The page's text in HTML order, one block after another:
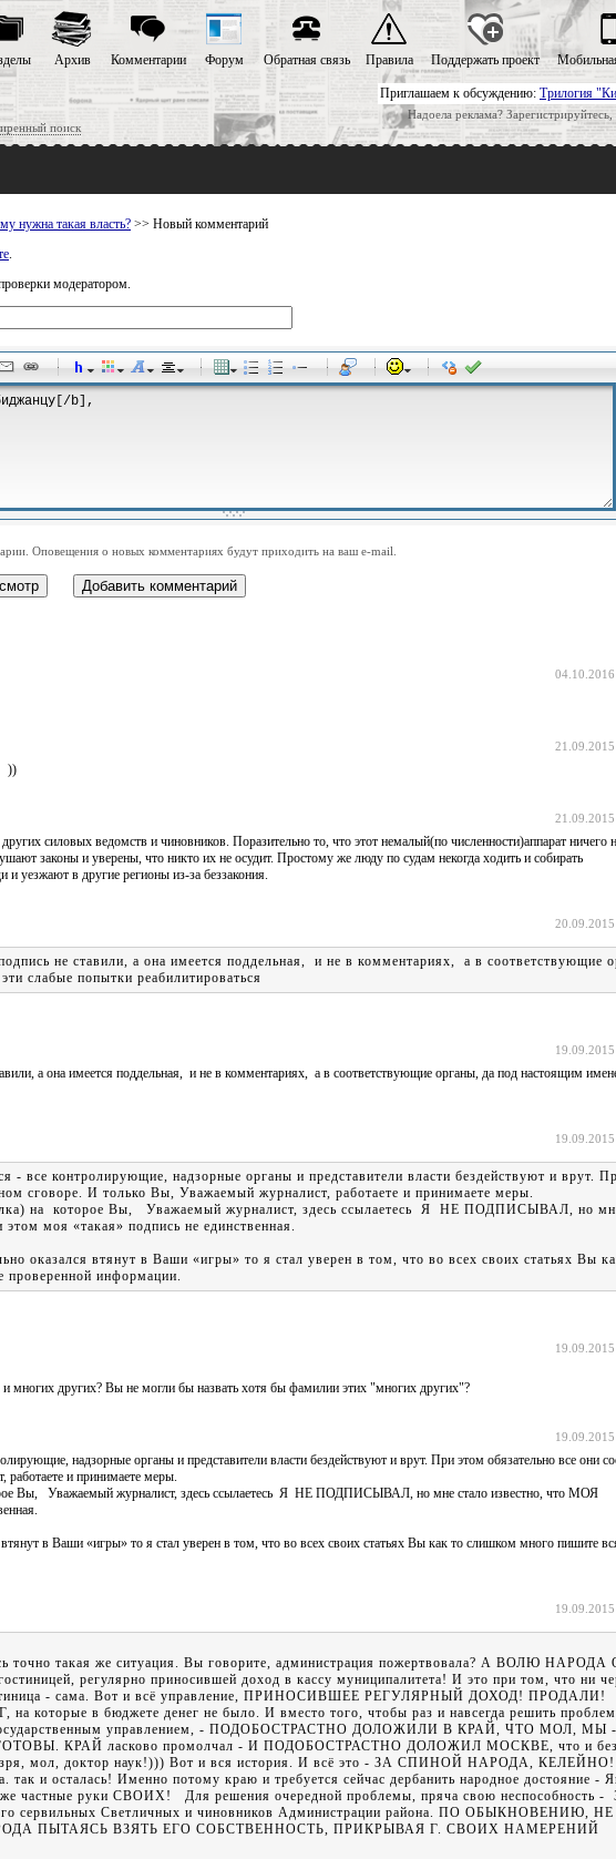
Приглашаем к обсуждению: Трилогия
Надоела реклама? Зарегистрируйтесь,
поиск
Архив Комментарии Форум Обратная связь Правила Поддержать проект
нужна такая власть? >> Новый комментарий
.
модератором.
-
-
-
-
-
-
-
-
-
-
-
-
-
-
-
-
-
-
-
-
-
-
Оповещения о новых комментариях будут приходить на ваш e-mail.
))
силовых ведомств и чиновников. Поразительно то, что этот немалый(по численности)аппарат ничего
законы и уверены, что никто их не осудит. Простому же люду по судам некогда ходить и собирать
уезжают в другие регионы из-за беззакония.
не ставили, а она имеется поддельная, и не в комментариях, а в соответствующие
слабые попытки реабилитироваться
а она имеется поддельная, и не в комментариях, а в соответствующие органы, да под настоящим
- все контролирующие, надзорные органы и представители власти бездействуют и врут.
сговоре. И только Вы, Уважаемый журналист, работаете и принимаете меры.
на которое Вы, Уважаемый журналист, здесь ссылаетесь Я НЕ ПОДПИСЫВАЛ, но
моя «такая» подпись не единственная.
оказался втянут в Ваши «игры» то я стал уверен в том, что во всех своих статьях Вы
информации.
многих других? Вы не могли бы назвать хотя бы фамилии этих "многих других"?
надзорные органы и представители власти бездействуют и врут. При этом обязательно все они
и принимаете меры.
Вы, Уважаемый журналист, здесь ссылаетесь Я НЕ ПОДПИСЫВАЛ, но мне стало известно, что МОЯ
в Ваши «игры» то я стал уверен в том, что во всех своих статьях Вы как то слишком много пишите
точно такая же ситуация. Вы говорите, администрация пожертвовала? А ВОЛЮ
регулярно приносившей доход в кассу муниципалитета! И это при том, что ни
- сама. Вот и всё управление, ПРИНОСИВШЕЕ РЕГУЛЯРНЫЙ ДОХОД! ПРОДАЛИ!
в бюджете денег не было. И вместо того, чтобы раз и навсегда решить
с государственным управлением, - ПОДОБОСТРАСТНО ДОЛОЖИЛИ В КРАЙ, ЧТО МОЛ, МЫ -
КРАЙ ласково промолчал - И ПОДОБОСТРАСТНО ДОЛОЖИЛ МОСКВЕ, что и без
мол, доктор наук!))) Вот и вся история. И всё это - ЗА СПИНОЙ НАРОДА,
осталась! Именно потому краю и требуется сейчас дербанить народное достояние -
же частные руки СВОИХ! Для решения очередной проблемы, пряча свою неспособность -
Светличных и чиновников Администрации района. ПО ОБЫКНОВЕНИЮ, НЕ
ПЫТАЯСЬ ВЗЯТЬ ЕГО СОБСТВЕННОСТЬ, ПРИКРЫВАЯ Г. СВОИХ НАМЕРЕНИЙ